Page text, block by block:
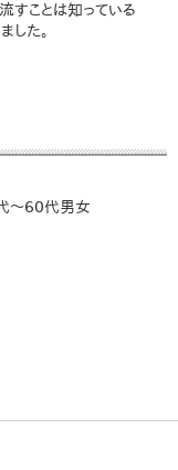
すことは知っている
した。
～60代男女